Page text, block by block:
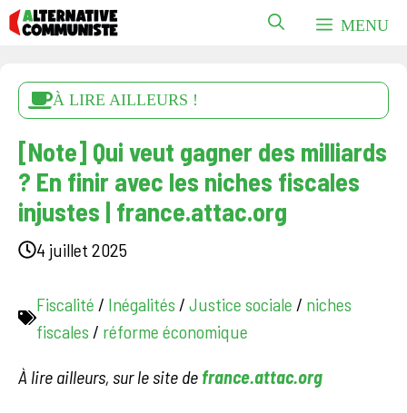
Aller
au
MENU
À LIRE AILLEURS !
[Note] Qui veut gagner des milliards
? En finir avec les niches fiscales
injustes | france.attac.org
4 juillet 2025
Fiscalité / Inégalités / Justice sociale / niches
fiscales / réforme économique
À lire ailleurs, sur le site de france.attac.org